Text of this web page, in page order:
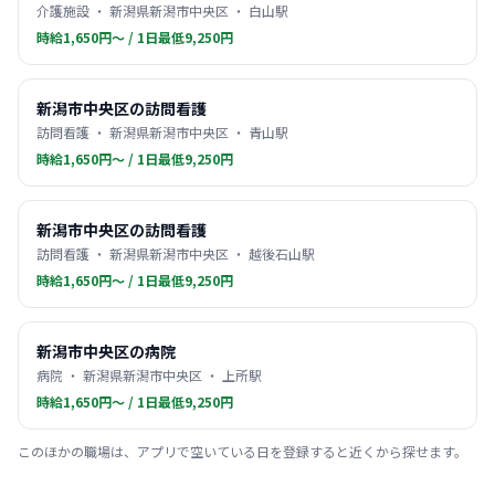
介護施設 ・ 新潟県新潟市中央区 ・ 白山駅
時給1,650円〜 / 1日最低9,250円
新潟市中央区の訪問看護
訪問看護 ・ 新潟県新潟市中央区 ・ 青山駅
時給1,650円〜 / 1日最低9,250円
新潟市中央区の訪問看護
訪問看護 ・ 新潟県新潟市中央区 ・ 越後石山駅
時給1,650円〜 / 1日最低9,250円
新潟市中央区の病院
病院 ・ 新潟県新潟市中央区 ・ 上所駅
時給1,650円〜 / 1日最低9,250円
このほかの職場は、アプリで空いている日を登録すると近くから探せます。